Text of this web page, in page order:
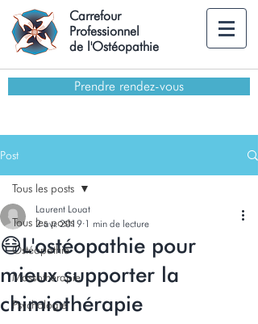
Carrefour
Professionnel
de l'Ostéopathie
Prendre rendez-vous
Post
Tous les posts
Ostéopathie
Massothérapie
Psychologie
Tous les posts
😷L'ostéopathie pour
mieux supporter la
chimiothérapie
Laurent Louat
2 avr. 2019 1 min de lecture